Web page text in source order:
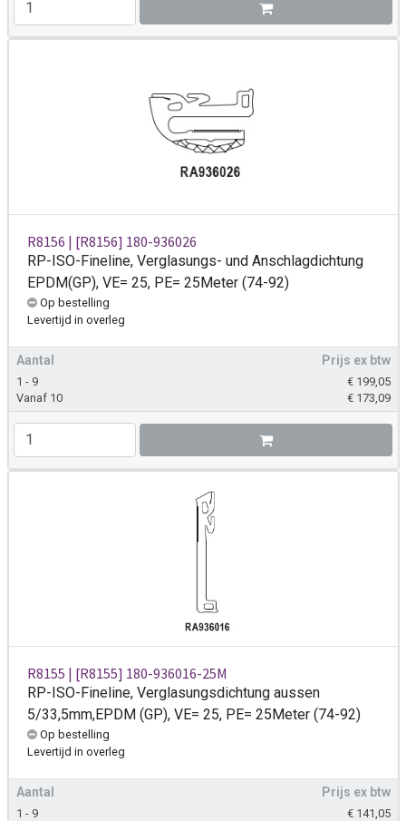
R8156 | [R8156] 180-936026
RP-ISO-Fineline, Verglasungs- und Anschlagdichtung
EPDM(GP), VE= 25, PE= 25Meter (74-92)
Op bestelling
Levertijd in overleg
Aantal Prijs ex btw
1 - 9 € 199,05
Vanaf 10
€ 173,09
R8155 | [R8155] 180-936016-25M
RP-ISO-Fineline, Verglasungsdichtung aussen
5/33,5mm,EPDM (GP), VE= 25, PE= 25Meter (74-92)
Op bestelling
Levertijd in overleg
Aantal Prijs ex btw
1 - 9 € 141,05